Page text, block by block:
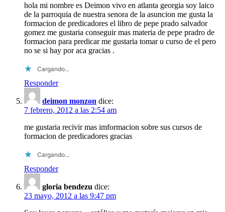
hola mi nombre es Deimon vivo en atlanta georgia soy laico
de la parroquia de nuestra senora de la asuncion me gusta la
formacion de predicadores el libro de pepe prado salvador
gomez me gustaria conseguir mas materia de pepe pradro de
formacion para predicar me gustaria tomar u curso de el pero
no se si hay por aca gracias .
Cargando...
Responder
deimon monzon dice:
7 febrero, 2012 a las 2:54 am
me gustaria recivir mas imformacion sobre sus cursos de
formacion de predicadores gracias
Cargando...
Responder
gloria bendezu dice:
23 mayo, 2012 a las 9:47 pm